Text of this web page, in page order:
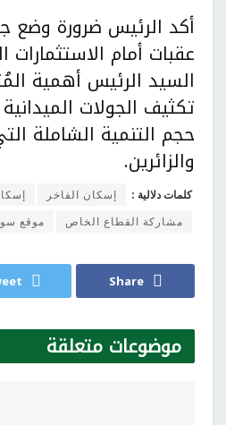
أكد الرئيس ضرورة وضع
عقبات أمام
السيد الرئيس أهمية
تكثيف الجولات
حجم التنمية الشاملة
والزائرين.
كلمات دلالية : إسكان الفاخر
مشاركة القطاع الخاص
موقع
Share
موضوعات متعلقة